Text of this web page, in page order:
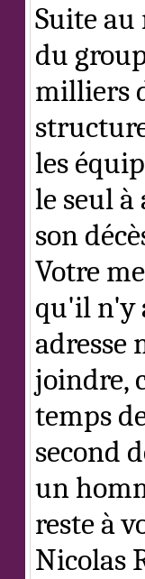
Suite au
du
milliers
les
le seul
son
Votre
qu'il n'y
adresse
joindre,
temps
second
un
reste à
Nicolas